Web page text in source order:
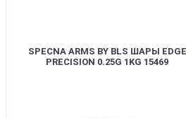
SPECNA ARMS BY BLS ШАРЫ EDGE
PRECISION 0.25G 1KG 15469